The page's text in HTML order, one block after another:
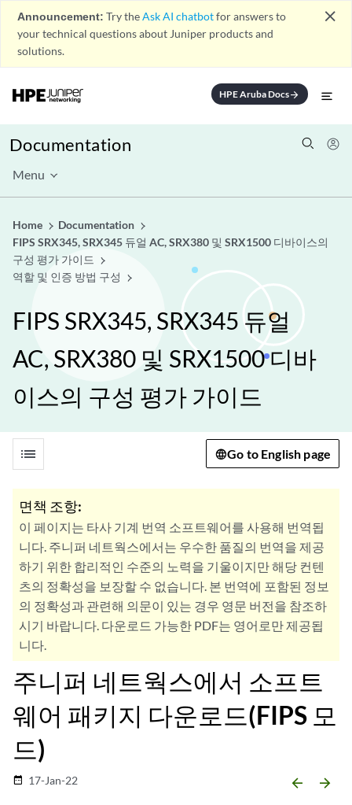
Announcement: Try theAsk AI chatbotfor answers to
your technical questions about Juniper products and
solutions.
close
HPE Aruba Docsarrow_forward
Documentation
Menu
Home
Documentation
FIPS SRX345, SRX345 듀얼 AC, SRX380 및 SRX1500 디바이스의
구성 평가 가이드
역할 및 인증 방법 구성
FIPS SRX345, SRX345 듀얼
AC, SRX380 및 SRX1500 디바
이스의 구성 평가 가이드
list Go to English page
면책 조항:
이 페이지는 타사 기계 번역 소프트웨어를 사용해 번역됩
니다. 주니퍼 네트웍스에서는 우수한 품질의 번역을 제공
하기 위한 합리적인 수준의 노력을 기울이지만 해당 컨텐
츠의 정확성을 보장할 수 없습니다. 본 번역에 포함된 정보
의 정확성과 관련해 의문이 있는 경우 영문 버전을 참조하
시기 바랍니다. 다운로드 가능한 PDF는 영어로만 제공됩
니다.
주니퍼 네트웍스에서 소프트
웨어 패키지 다운로드(FIPS 모
드)
date_range 17-Jan-22 arrow_backward arrow_forward